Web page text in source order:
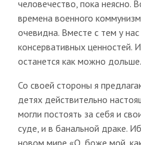
человечество, пока неясно.
времена военного
очевидна. Вместе с тем у нас
консервативных ценностей.
останется как можно дольше.
Со своей стороны я
детях действительно
могли постоять за себя и
суде, и в банальной драке.
новом мире «О, боже мой,